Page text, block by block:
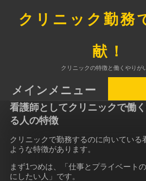
クリニック勤務
献！
クリニックの特徴と働くやりが
メインメニュー
看護師としてクリニックで働
る人の特徴
クリニックで勤務するのに向いている
ような特徴があります。
まず1つめは、「仕事とプライベート
にしたい人」です。